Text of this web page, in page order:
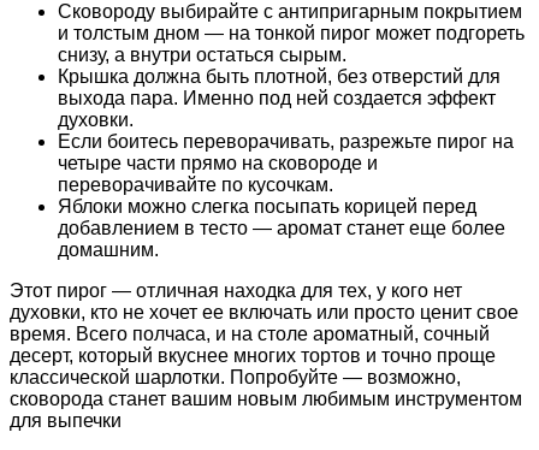
Сковороду выбирайте с антипригарным покрытием
и толстым дном — на тонкой пирог может подгореть
снизу, а внутри остаться сырым.
Крышка должна быть плотной, без отверстий для
выхода пара. Именно под ней создается эффект
духовки.
Если боитесь переворачивать, разрежьте пирог на
четыре части прямо на сковороде и
переворачивайте по кусочкам.
Яблоки можно слегка посыпать корицей перед
добавлением в тесто — аромат станет еще более
домашним.
Этот пирог — отличная находка для тех, у кого нет
духовки, кто не хочет ее включать или просто ценит свое
время. Всего полчаса, и на столе ароматный, сочный
десерт, который вкуснее многих тортов и точно проще
классической шарлотки. Попробуйте — возможно,
сковорода станет вашим новым любимым инструментом
для выпечки